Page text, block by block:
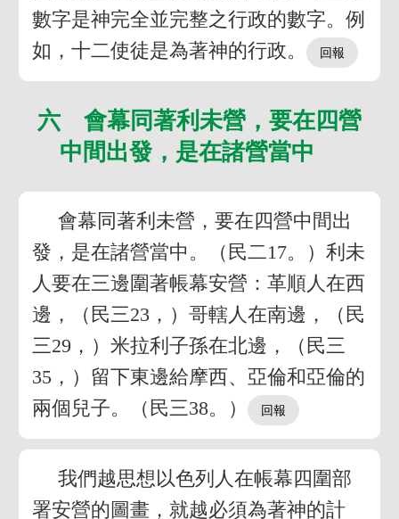
數字是神完全並完整之行政的數字。例
如，十二使徒是為著神的行政。
六 會幕同著利未營，要在四營
中間出發，是在諸營當中
會幕同著利未營，要在四營中間出
發，是在諸營當中。（民二17。）利未
人要在三邊圍著帳幕安營：革順人在西
邊，（民三23，）哥轄人在南邊，（民
三29，）米拉利子孫在北邊，（民三
35，）留下東邊給摩西、亞倫和亞倫的
兩個兒子。（民三38。）
我們越思想以色列人在帳幕四圍部
署安營的圖畫，就越必須為著神的計